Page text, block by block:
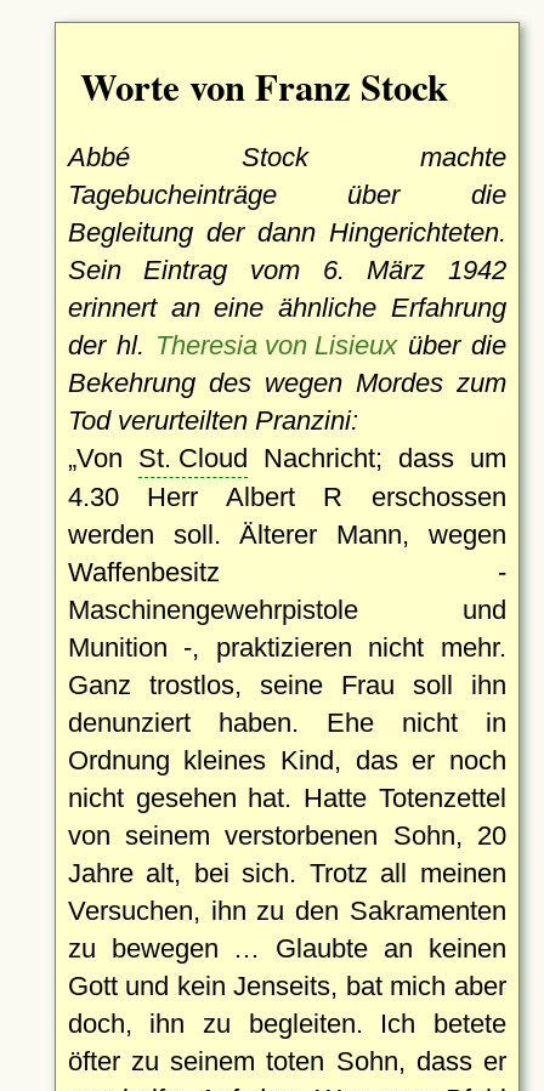
Worte von Franz Stock
Abbé Stock machte
Tagebucheinträge über die
Begleitung der dann Hingerichteten.
Sein Eintrag vom 6. März 1942
erinnert an eine ähnliche Erfahrung
der hl. Theresia von Lisieuxüber die
Bekehrung des wegen Mordes zum
Tod verurteilten Pranzini:
Von St. Cloud Nachricht; dass um
4.30 Herr Albert R erschossen
werden soll. Älterer Mann, wegen
Waffenbesitz -
Maschinengewehrpistole und
Munition -, praktizieren nicht mehr.
Ganz trostlos, seine Frau soll ihn
denunziert haben. Ehe nicht in
Ordnung kleines Kind, das er noch
nicht gesehen hat. Hatte Totenzettel
von seinem verstorbenen Sohn, 20
Jahre alt, bei sich. Trotz all meinen
Versuchen, ihn zu den Sakramenten
zu bewegen … Glaubte an keinen
Gott und kein Jenseits, bat mich aber
doch, ihn zu begleiten. Ich betete
öfter zu seinem toten Sohn, dass er